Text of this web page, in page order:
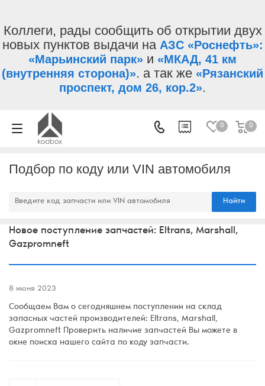
Коллеги, рады сообщить об открытии двух
новых пунктов выдачи на АЗС «Роснефть»:
«Марьинский парк» и «МКАД, 41 км
(внутренняя сторона)». а так же «Рязанский
проспект, дом 26, кор.2».
0 0
Подбор по коду или VIN автомобиля
Найти
Новое поступление запчастей: Eltrans, Marshall,
Gazpromneft
8 июня 2023
Сообщаем Вам о сегодняшнем поступлении на склад
запасных частей производителей: Eltrans, Marshall,
Gazpromneft Проверить наличие запчастей Вы можете в
окне поиска нашего сайта по коду запчасти.